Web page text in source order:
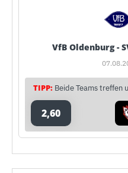
VfB Oldenburg -
TIPP: Beide Teams treffen
2,60